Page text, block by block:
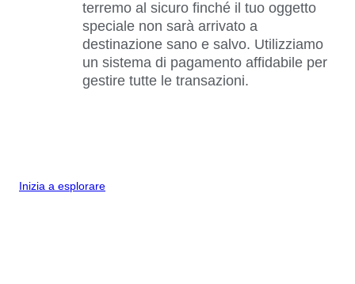
terremo al sicuro finché il tuo oggetto
speciale non sarà arrivato a
destinazione sano e salvo. Utilizziamo
un sistema di pagamento affidabile per
gestire tutte le transazioni.
Inizia a esplorare